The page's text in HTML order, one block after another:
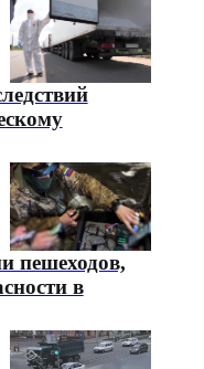
пешеходов,
в